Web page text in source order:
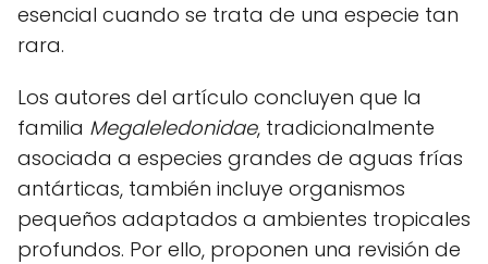
esencial cuando se trata de una especie tan
rara.
Los autores del artículo concluyen que la
familia Megaleledonidae, tradicionalmente
asociada a especies grandes de aguas frías
antárticas, también incluye organismos
pequeños adaptados a ambientes tropicales
profundos. Por ello, proponen una revisión de